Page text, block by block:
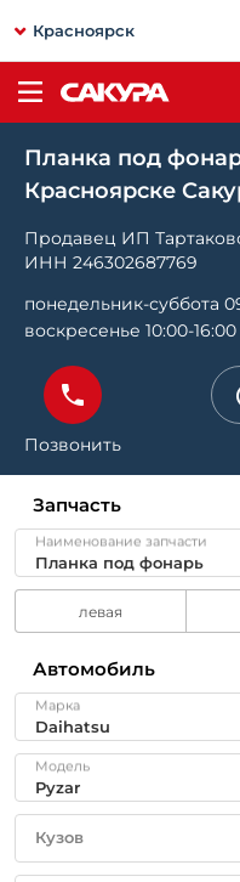
Красноярск
Планка под
Красноярске
Продавец ИП
ИНН 246302687769
понедельник-суббота
воскресенье 10:00-16:00
Позвонить
Запчасть
Наименование запчасти
левая
Автомобиль
Марка
Модель
Кузов